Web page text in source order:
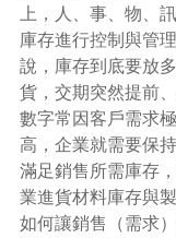
上，人、事、物、
庫存進行控制與管
說，庫存到底要放
貨，交期突然提前
數字常因客戶需求
高，企業就需要保
滿足銷售所需庫存
業進貨材料庫存與
如何讓銷售（需求